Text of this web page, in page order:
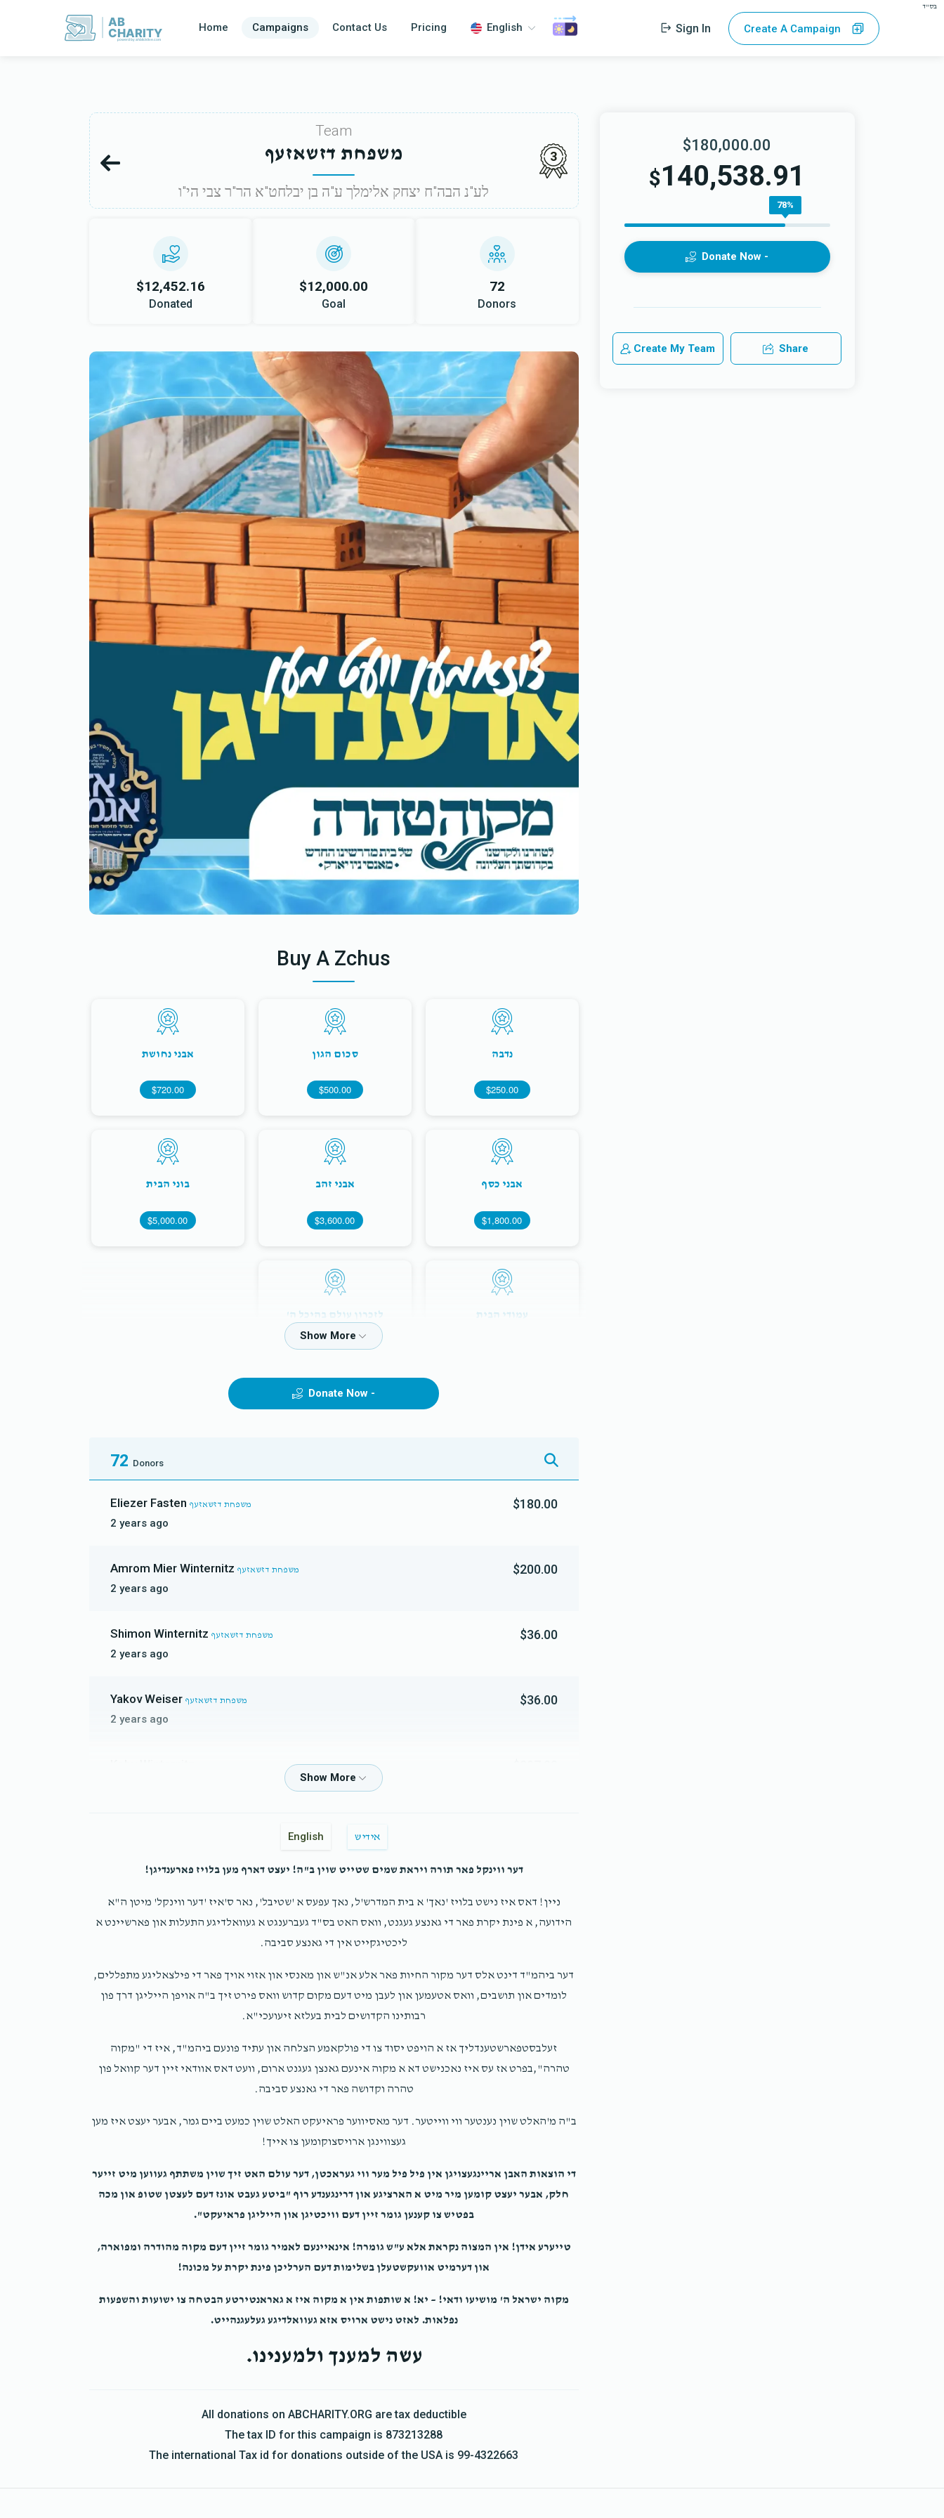
בס"ד
AB
CHARITY
powerd by ahblicklive.com
Home Campaigns Contact Us Pricing English Sign In Create A Campaign
Team
משפחת דזשאזעף
לע"נ הבה"ח יצחק אלימלך ע"ה בן יבלחט"א הר"ר צבי הי"ו
3
$12,452.16
Donated
$12,000.00
Goal
72
Donors
Buy A Zchus
נדבה
$250.00
סכום הגון
$500.00
אבני נחושת
$720.00
אבני כסף
$1,800.00
אבני זהב
$3,600.00
בוני הבית
$5,000.00
עמודי הבית לזכרון עולם בהיכל ה'
$12,000.00
Donate Now -
72 Donors
Eliezer Fasten משפחת דזשאזעף
2 years ago
$180.00
Amrom Mier Winternitz משפחת דזשאזעף
2 years ago
$200.00
Shimon Winternitz משפחת דזשאזעף
2 years ago
$36.00
Yakov Weiser משפחת דזשאזעף
2 years ago
$36.00
Meir L As Ndau משפחת דזשאזעף $180.00
2 years ago
English אידיש
דער ווינקל פאר תורה ויראת שמים שטייט שוין ב"ה! יעצט דארף מען בלויז פארענדיגן!
ניין! דאס איז נישט בלויז 'נאך' א בית המדרש'ל, נאך עפעס א 'שטיבל', נאר ס'איז 'דער ווינקל' מיטן ה"א
הידועה, א פינת יקרת פאר די גאנצע געגנט, וואס האט בס"ד געברענגט א געוואלדיגע התעלות און פארשיינט א
ליכטיגקייט אין די גאנצע סביבה.
דער ביהמ"ד דינט אלס דער מקור החיות פאר אלע אנ"ש און מאנסי און אזוי אויך פאר די פילצאליגע מתפללים,
לומדים און תושבים, וואס אטעמען און לעבן מיט דעם מקום קדוש וואס פירט זיך ב"ה אויפן הייליגן דרך פון
רבותינו הקדושים לבית בעלזא זיעועכי"א.
זעלבסטפארשטענדליך אז א הויפט יסוד צו די פולקאמע הצלחה און עתיד פונעם ביהמ"ד, איז די "מקוה
טהרה",בפרט אז עס איז נאכנישט דא א מקוה אינעם גאנצן געגנט ארום, וועט דאס אוודאי זיין דער קוואל פון
טהרה וקדושה פאר די גאנצע סביבה.
ב"ה מ'האלט שוין נענטער ווי ווייטער. דער מאסיווער פראיעקט האלט שוין כמעט ביים גמר, אבער יעצט איז מען
געצווינגן ארויסצוקומען צו אייך!
די הוצאות האבן אריינגעצויגן אין פיל פיל מער ווי געראכטן, דער עולם האט זיך שוין משתתף געווען מיט זייער
חלק, אבער יעצט קומען מיר מיט א הארציגע און דרינגענדע רוף "ביטע געבט אונז דעם לעצטן שטופ און מכה
בפטיש צו קענען גומר זיין דעם וויכטיגן און הייליגן פראיעקט".
טייערע אידן! אין המצוה נקראת אלא ע"ש גומרה! אינאיינעם לאמיר גומר זיין דעם מקוה מהודרה ומפוארה,
און דערמיט אוועקשטעלן בשלימות דעם הערליכן פינת יקרת על מכונה!
מקוה ישראל ה' מושיעו ודאי! – יא! א שותפות אין א מקוה איז א גאראנטירטע הבטחה צו ישועות והשפעות
נפלאות. לאזט נישט ארויס אזא געוואלדיגע געלעגנהייט.
עשה למענך ולמענינו.
All donations on ABCHARITY.ORG are tax deductible
The tax ID for this campaign is 873213288
The international Tax id for donations outside of the USA is 99-4322663
$180,000.00
$140,538.91
78%
Donate Now -
Create My Team Share